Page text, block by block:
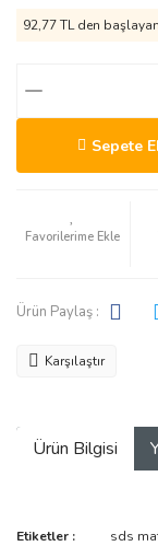
92,77 TL den
Sepete
Ürün Paylaş :
Karşılaştır
Ürün Bilgisi
Bu ürünün fiyat
Etiketler : sds